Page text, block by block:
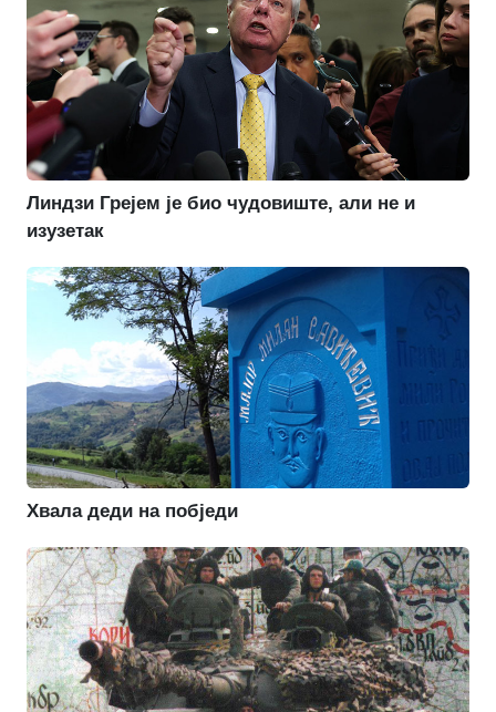
Линдзи Грејем је био чудовиште, али не и
изузетак
Хвала деди на побједи